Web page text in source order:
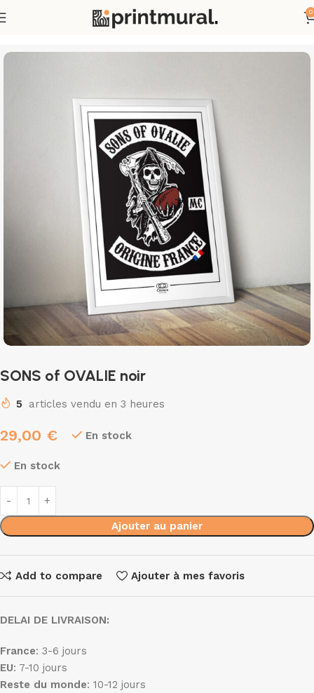
0
Affiches Publicités
SONS of OVALIE noir
5 articles vendu en 3 heures
29,00 € En stock
En stock
Ajouter au panier
Add to compare Ajouter à mes favoris
DELAI DE LIVRAISON:
France: 3-6 jours
EU: 7-10 jours
Reste du monde: 10-12 jours